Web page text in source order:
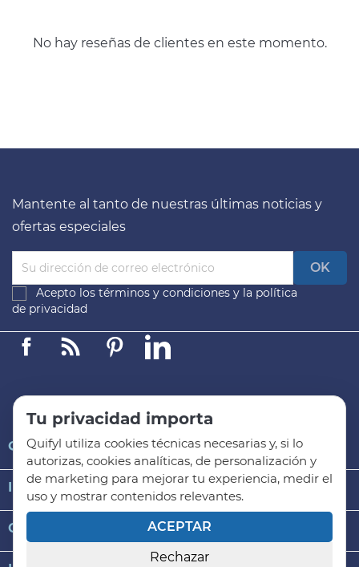
No hay reseñas de clientes en este momento.
Mantente al tanto de nuestras últimas noticias y
ofertas especiales
Acepto los términos y condiciones y la política
de privacidad
FacebookLinkedinPinterest
QUIFYL
INFORMACIÓN GENERAL 
CATEGORÍAS DE PRODUCTO
Tu privacidad importa
Quifyl utiliza cookies técnicas necesarias y, si lo
autorizas, cookies analíticas, de personalización y
de marketing para mejorar tu experiencia, medir el
uso y mostrar contenidos relevantes.
ACEPTAR
Rechazar